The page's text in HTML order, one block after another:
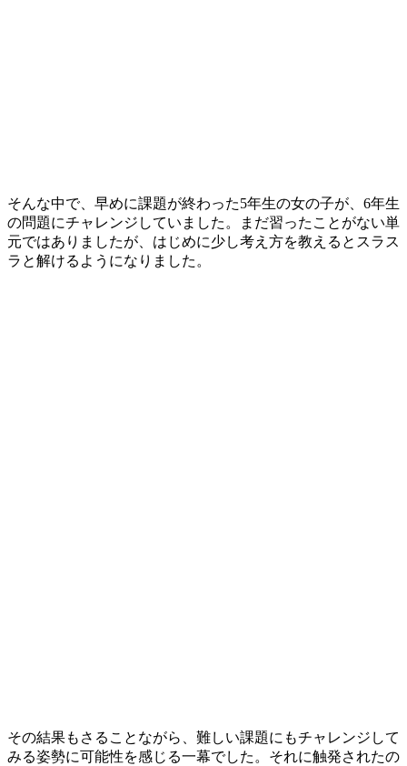
そんな中で、早めに課題が終わった5年生の女の子が、6年生
の問題にチャレンジしていました。まだ習ったことがない単
元ではありましたが、はじめに少し考え方を教えるとスラス
ラと解けるようになりました。
その結果もさることながら、難しい課題にもチャレンジして
みる姿勢に可能性を感じる一幕でした。それに触発されたの